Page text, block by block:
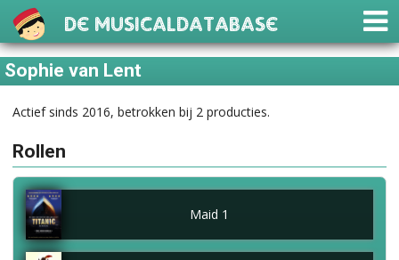
De Musicaldatabase
Sophie van Lent
Actief sinds 2016, betrokken bij 2 producties.
Rollen
Maid 1